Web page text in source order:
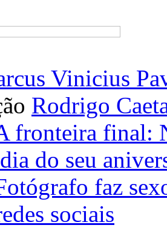
Vinicius
Rodrigo
fronteira final:
do seu
faz
sociais